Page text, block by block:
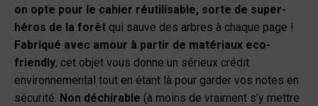
on opte pour le cahier réutilisable, sorte de super-
héros de la forêt qui sauve des arbres à chaque page !
Fabriqué avec amour à partir de matériaux eco-
friendly, cet objet vous donne un sérieux crédit
environnemental tout en étant là pour garder vos notes en
sécurité. Non déchirable (à moins de vraiment s’y mettre